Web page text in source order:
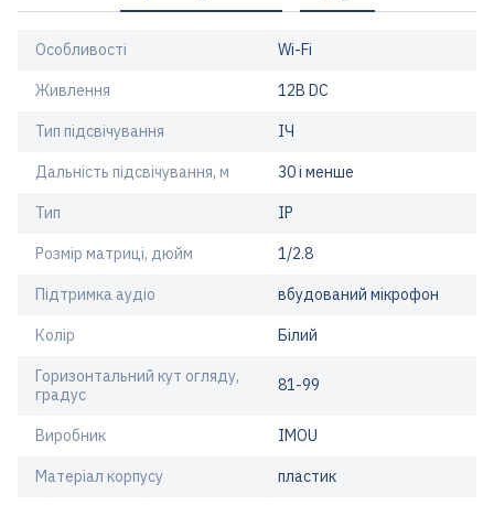
Особливості Wi-Fi
Живлення 12В DС
Тип підсвічування ІЧ
Дальність підсвічування, м 30 і менше
Тип IP
Розмір матриці, дюйм 1/2.8
Підтримка аудіо вбудований мікрофон
Колір Білий
Горизонтальний кут огляду,
градус
81-99
Виробник IMOU
Матеріал корпусу пластик